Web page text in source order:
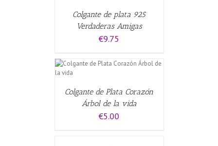
Colgante de plata 925
Verdaderas Amigas
€9.75
Colgante de Plata Corazón
Árbol de la vida
€5.00